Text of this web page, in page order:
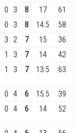
0 3 8 17
61
0 3 8 14.5
58
3 2 7 15
36
1 3 7 14
42
1 3 7 13.5 63
0 4 6 15.5
39
0 4 6 14 52